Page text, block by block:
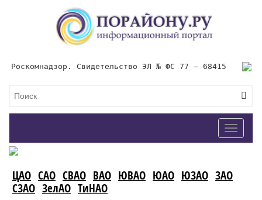
Роскомнадзор. Свидетельство ЭЛ № ФС 77 – 68415
Toggle
ЦАО САО СВАО ВАО ЮВАО ЮАО ЮЗАО ЗАО
СЗАО ЗелАО ТиНАО